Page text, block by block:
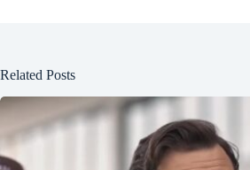
Related Posts